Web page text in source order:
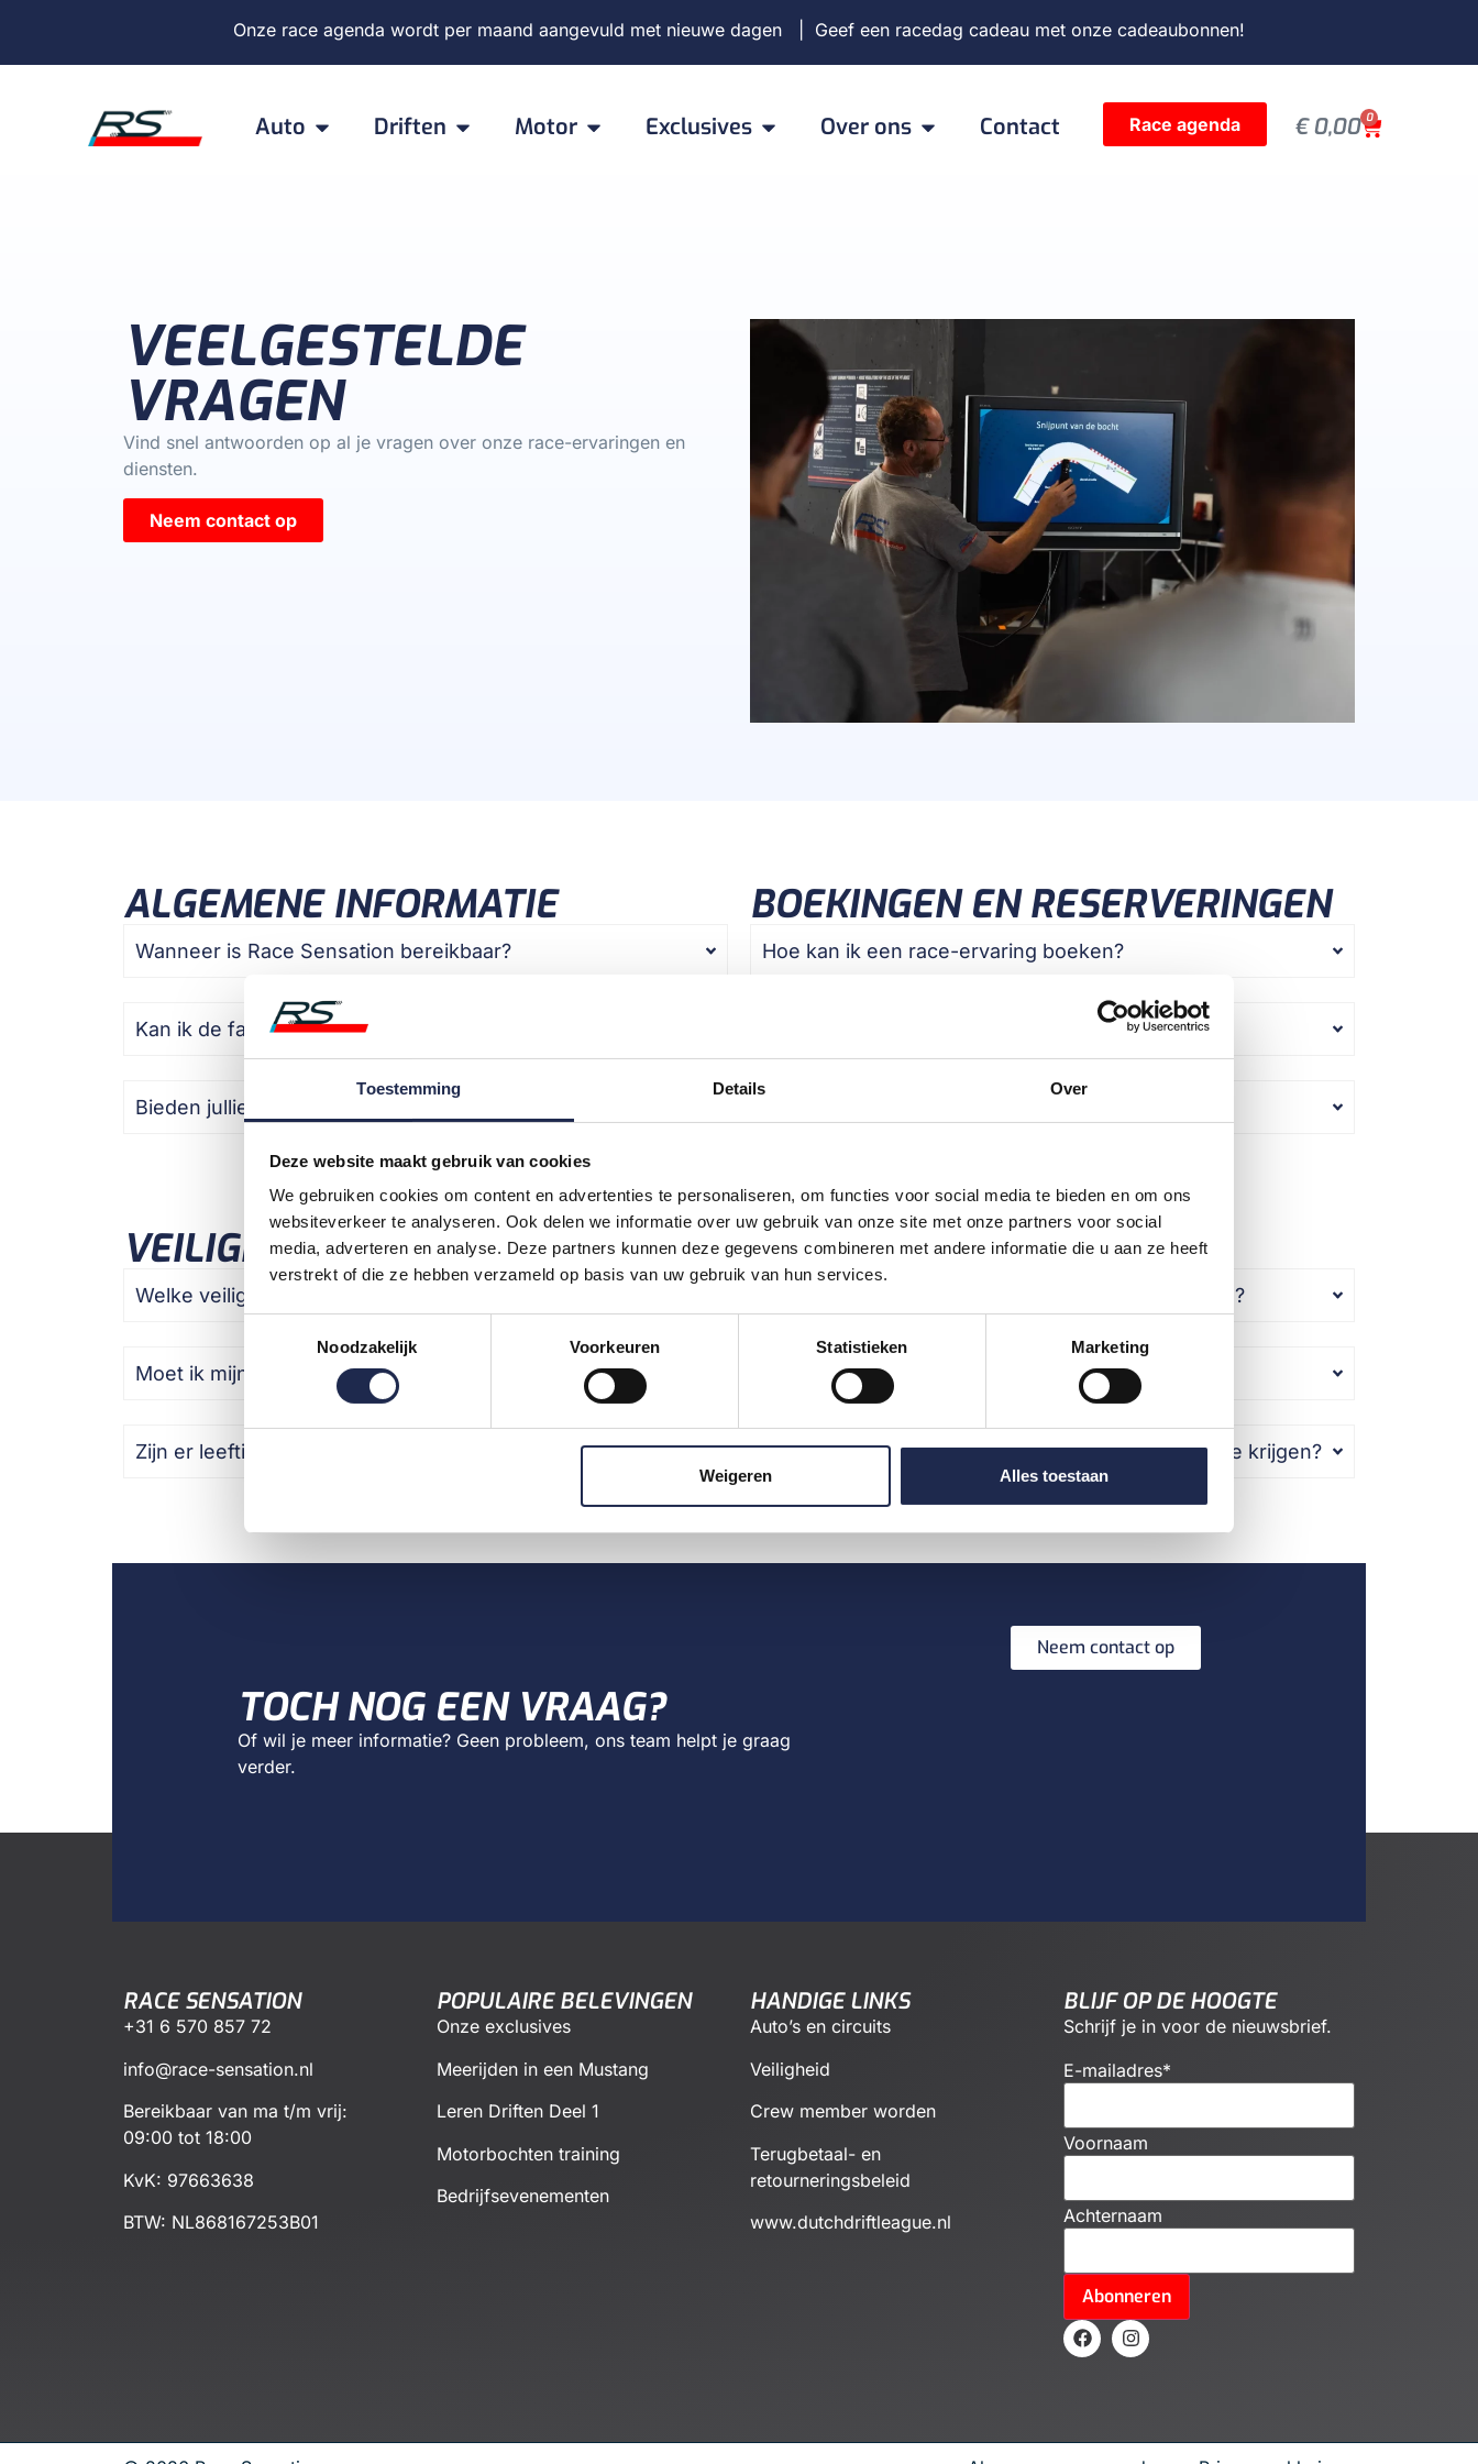
Toestemming Details Over
Deze website maakt gebruik van cookies
We gebruiken cookies om content en advertenties te personaliseren, om functies voor social media te bieden en om ons
websiteverkeer te analyseren. Ook delen we informatie over uw gebruik van onze site met onze partners voor social
media, adverteren en analyse. Deze partners kunnen deze gegevens combineren met andere informatie die u aan ze heeft
verstrekt of die ze hebben verzameld op basis van uw gebruik van hun services.
Noodzakelijk
Voorkeuren Statistieken Marketing
Weigeren Alles toestaan
Onze race agenda wordt per maand aangevuld met nieuwe dagen | Geef een racedag cadeau met onze cadeaubonnen!
Auto Driften Motor Exclusives Over ons Contact Race agenda €0,00 0
VEELGESTELDE
VRAGEN
Vind snel antwoorden op al je vragen over onze race-ervaringen en
diensten.
Neem contact op
ALGEMENE INFORMATIE
Wanneer is Race Sensation bereikbaar?
Kan ik de faciliteiten bezoeken zonder te racen?
Bieden jullie cadeaubonnen aan?
BOEKINGEN EN RESERVERINGEN
Hoe kan ik een race-ervaring boeken?
Kan ik mijn boeking annuleren of wijzigen?
VEILIGHEID EN UITRUSTING
Welke veiligheidsmaatregelen nemen jullie?
Moet ik mijn eigen race-uitrusting meenemen?
Zijn er leeftijds- of gezondheidbeperkingen?
RACE-ERVARINGEN
Kan ik als beginner meedoen aan race-ervaringen?
Welke soorten raceauto's kan ik besturen?
Is er een mogelijkheid om één-op-één instructie te krijgen?
TOCH NOG EEN VRAAG?
Of wil je meer informatie? Geen probleem, ons team helpt je graag
verder.
Neem contact op
RACE SENSATION
+31 6 570 857 72
info@race-sensation.nl
Bereikbaar van ma t/m vrij:
09:00 tot 18:00
KvK: 97663638
BTW: NL868167253B01
POPULAIRE BELEVINGEN
Onze exclusives
Meerijden in een Mustang
Leren Driften Deel 1
Motorbochten training
Bedrijfsevenementen
HANDIGE LINKS
Auto’s en circuits
Veiligheid
Crew member worden
Terugbetaal- en
retourneringsbeleid
www.dutchdriftleague.nl
BLIJF OP DE HOOGTE
Schrijf je in voor de nieuwsbrief.
E-mailadres*
Voornaam
Achternaam
Abonneren